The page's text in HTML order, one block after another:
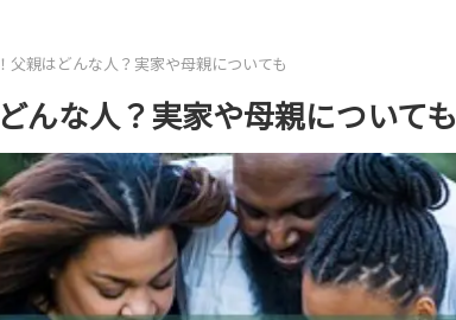
父親はどんな人？実家や母親についても
んな人？実家や母親についても